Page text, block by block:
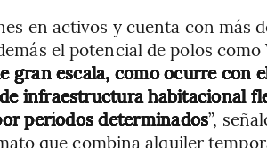
en activos y cuenta con más
el potencial de polos como
gran escala, como ocurre con
infraestructura habitacional
períodos determinados”,
que combina alquiler